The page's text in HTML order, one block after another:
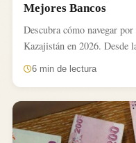
Mejores Bancos
Descubra cómo navegar
Kazajistán en 2026. Desde
6 min de lectura